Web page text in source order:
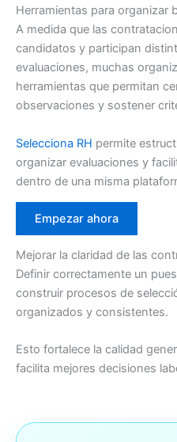
Herramientas para organizar
A medida que las
candidatos y participan
evaluaciones, muchas
herramientas que permitan
observaciones y sostener
Selecciona RH permite
organizar evaluaciones y
dentro de una misma
Empezar ahora
Mejorar la claridad de las
Definir correctamente un
construir procesos de
organizados y consistentes.
Esto fortalece la calidad
facilita mejores decisiones